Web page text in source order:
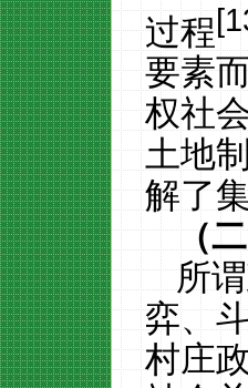
过程
要素
权社
土地
解了
（
所
弈、
村庄